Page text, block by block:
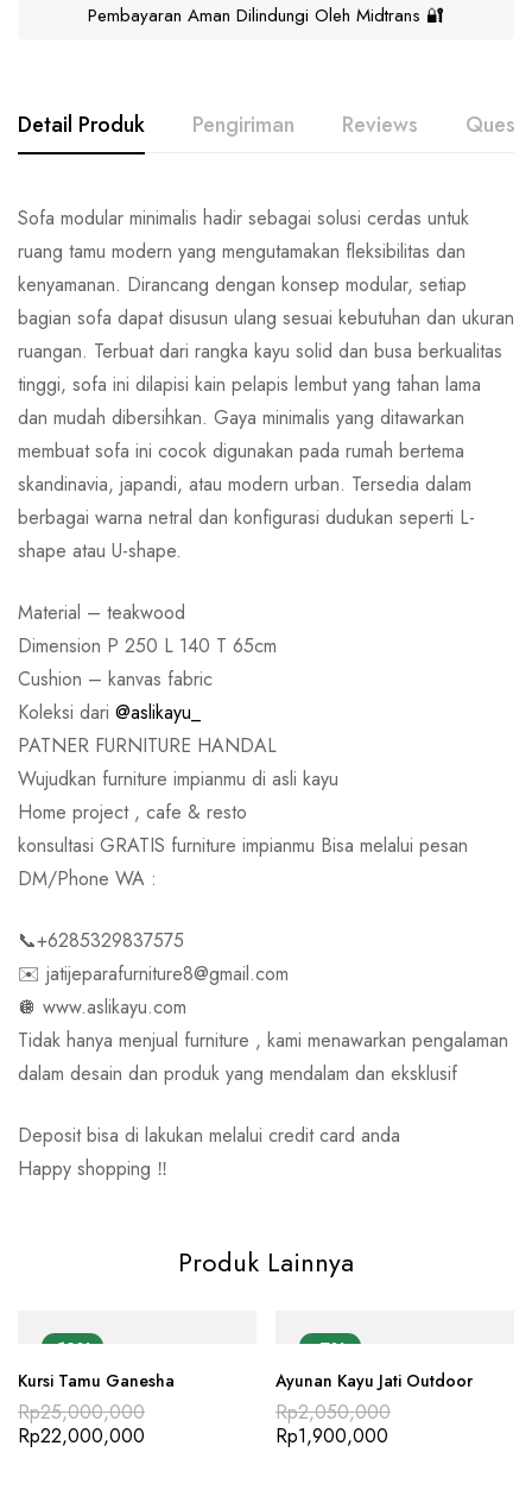
Pembayaran Aman Dilindungi Oleh Midtrans 🔐
Detail Produk Pengiriman Reviews
Sofa modular minimalis hadir sebagai solusi cerdas untuk
ruang tamu modern yang mengutamakan fleksibilitas dan
kenyamanan. Dirancang dengan konsep modular, setiap
bagian sofa dapat disusun ulang sesuai kebutuhan dan ukuran
ruangan. Terbuat dari rangka kayu solid dan busa berkualitas
tinggi, sofa ini dilapisi kain pelapis lembut yang tahan lama
dan mudah dibersihkan. Gaya minimalis yang ditawarkan
membuat sofa ini cocok digunakan pada rumah bertema
skandinavia, japandi, atau modern urban. Tersedia dalam
berbagai warna netral dan konfigurasi dudukan seperti L-
shape atau U-shape.
Material – teakwood
Dimension P 250 L 140 T 65cm
Cushion – kanvas fabric
Koleksi dari @aslikayu_
PATNER FURNITURE HANDAL
Wujudkan furniture impianmu di asli kayu
Home project , cafe & resto
konsultasi GRATIS furniture impianmu Bisa melalui pesan
DM/Phone WA :
📞+6285329837575
✉️ jatijeparafurniture8@gmail.com
🪩 www.aslikayu.com
Tidak hanya menjual furniture , kami menawarkan pengalaman
dalam desain dan produk yang mendalam dan eksklusif
Deposit bisa di lakukan melalui credit card anda
Happy shopping ‼️
Produk Lainnya
-12%
Kursi Tamu Ganesha
Rp25,000,000
Rp22,000,000
-7%
Ayunan Kayu Jati Outdoor
Rp2,050,000
Rp1,900,000